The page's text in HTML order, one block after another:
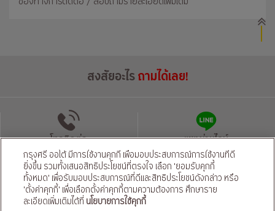
สงสัยอะไรถามได้เลย!
โทรติดต่อ แชทผ่านไลน์
นโยบายความเป็นส่วนตัว | นโยบายคุ้มครองข้อมูลส่วนบุคคลของผู้ให้บริการ
© สงวนลิขสิทธิ์ 2569 ธนาคารกรุงศรีอยุธยา จำกัด (มหาชน) และ
บริษัท อยุธยา แคปปิตอล ออโต้ ลีส จำกัด (มหาชน)
กรุงศรี ออโต้ มีการใช้งานคุกกี้ เพื่อมอบประสบการณ์การใช้งานที่ดี
ยิ่งขึ้น รวมทั้งเสนอสิทธิประโยชน์ที่ตรงใจ เลือก 'ยอมรับคุกกี้
ทั้งหมด' เพื่อรับมอบประสบการณ์ที่ดีและสิทธิประโยชน์ดังกล่าว หรือ
'ตั้งค่าคุกกี้' เพื่อเลือกตั้งค่าคุกกี้ตามความต้องการ ศึกษาราย
ละเอียดเพิ่มเติมได้ที่ นโยบายการใช้คุกกี้